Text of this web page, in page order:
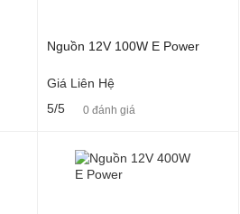
Nguồn 12V 100W E Power
Giá Liên Hệ
5/5
0 đánh giá